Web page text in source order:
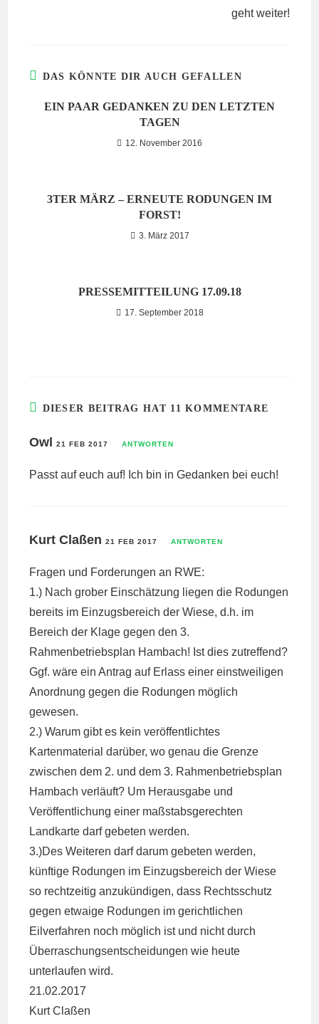
geht weiter!
DAS KÖNNTE DIR AUCH GEFALLEN
EIN PAAR GEDANKEN ZU DEN LETZTEN
TAGEN
12. November 2016
3TER MÄRZ – ERNEUTE RODUNGEN IM
FORST!
3. März 2017
PRESSEMITTEILUNG 17.09.18
17. September 2018
DIESER BEITRAG HAT 11 KOMMENTARE
Owl21 FEB 2017 ANTWORTEN
Passt auf euch auf! Ich bin in Gedanken bei euch!
Kurt Claßen21 FEB 2017 ANTWORTEN
Fragen und Forderungen an RWE:
1.) Nach grober Einschätzung liegen die Rodungen
bereits im Einzugsbereich der Wiese, d.h. im
Bereich der Klage gegen den 3.
Rahmenbetriebsplan Hambach! Ist dies zutreffend?
Ggf. wäre ein Antrag auf Erlass einer einstweiligen
Anordnung gegen die Rodungen möglich
gewesen.
2.) Warum gibt es kein veröffentlichtes
Kartenmaterial darüber, wo genau die Grenze
zwischen dem 2. und dem 3. Rahmenbetriebsplan
Hambach verläuft? Um Herausgabe und
Veröffentlichung einer maßstabsgerechten
Landkarte darf gebeten werden.
3.)Des Weiteren darf darum gebeten werden,
künftige Rodungen im Einzugsbereich der Wiese
so rechtzeitig anzukündigen, dass Rechtsschutz
gegen etwaige Rodungen im gerichtlichen
Eilverfahren noch möglich ist und nicht durch
Überraschungsentscheidungen wie heute
unterlaufen wird.
21.02.2017
Kurt Claßen